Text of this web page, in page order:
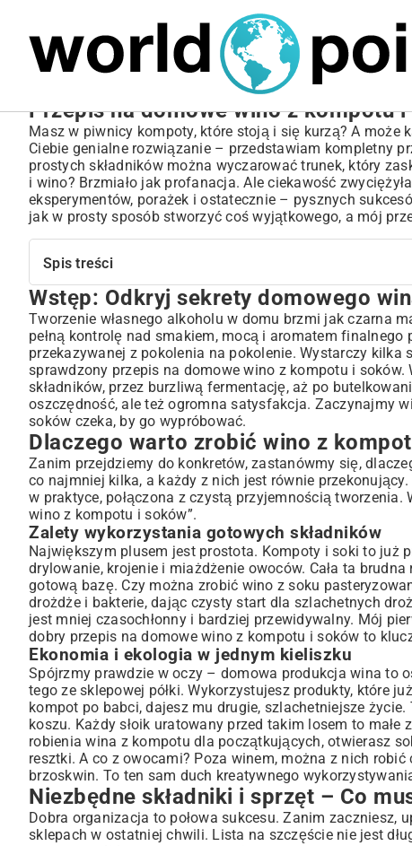
Przepis na domowe wino z kompotu
Masz w piwnicy kompoty, które stoją i się kurzą? A
Ciebie genialne rozwiązanie – przedstawiam kompletny
prostych składników można wyczarować trunek, który
i wino? Brzmiało jak profanacja. Ale ciekawość
eksperymentów, porażek i ostatecznie – pysznych
jak w prosty sposób stworzyć coś wyjątkowego, a mój
Spis treści
Wstęp: Odkryj sekrety domowego wina z kompotu i soków
Dlaczego warto zrobić wino z kompotu lub soku?
Zalety wykorzystania gotowych składników
Ekonomia i ekologia w jednym kieliszku
Niezbędne składniki i sprzęt – Co musisz przygotować?
Wybór odpowiedniego kompotu lub soku
Drożdże winiarskie i pożywka – Klucz do sukcesu
Podstawowe akcesoria winiarskie dla początkujących
Krok po kroku: Jak zrobić domowe wino – Szczegółowy
Przygotowanie nastawu – Fermentacja to podstawa
Prowadzenie fermentacji – Kontrola i cierpliwość
Zlewanie wina i klarowanie – Droga do czystego trunku
Dojrzewanie i butelkowanie – Finał pracy winiarza
Częste problemy i jak ich unikać – Poradnik dla
Fermentacja nie rusza – Co robić?
Niepożądane smaki i aromaty – Jak im zaradzić?
Mętność wina – Skuteczne metody klarowania
Jak wzbogacić smak domowego wina? Propozycje i
Dodatki smakowe – Owoce, zioła i przyprawy
Słodzenie i doprawianie – Osiągnij idealny balans
Podsumowanie: Ciesz się własnym, wyjątkowym winem!
Wstęp: Odkryj sekrety domowego
Tworzenie własnego alkoholu w domu brzmi jak czarna
pełną kontrolę nad smakiem, mocą i aromatem
przekazywanej z pokolenia na pokolenie. Wystarczy
sprawdzony przepis na domowe wino z kompotu i soków.
składników, przez burzliwą fermentację, aż po
oszczędność, ale też ogromna satysfakcja. Zaczynajmy
soków czeka, by go wypróbować.
Dlaczego warto zrobić wino z
Zanim przejdziemy do konkretów, zastanówmy się,
co najmniej kilka, a każdy z nich jest równie
w praktyce, połączona z czystą przyjemnością
wino z kompotu i soków”.
Zalety wykorzystania gotowych składników
Największym plusem jest prostota. Kompoty i soki to już
drylowanie, krojenie i miażdżenie owoców. Cała ta
gotową bazę. Czy można zrobić wino z soku
drożdże i bakterie, dając czysty start dla szlachetnych
jest mniej czasochłonny i bardziej przewidywalny. Mój
dobry przepis na domowe wino z kompotu i soków to
Ekonomia i ekologia w jednym kieliszku
Spójrzmy prawdzie w oczy – domowa produkcja wina to
tego ze sklepowej półki. Wykorzystujesz produkty, które
kompot po babci, dajesz mu drugie, szlachetniejsze
koszu. Każdy słoik uratowany przed takim losem to
robienia wina z kompotu dla początkujących, otwierasz
resztki. A co z owocami? Poza winem, można z nich
brzoskwin. To ten sam duch kreatywnego
Niezbędne składniki i sprzęt – Co
Dobra organizacja to połowa sukcesu. Zanim zaczniesz,
sklepach w ostatniej chwili. Lista na szczęście nie jest